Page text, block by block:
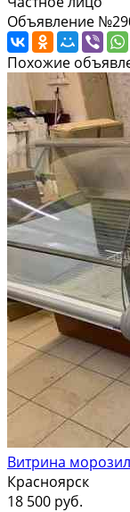
Объявление
Похожие
Витрина
Красноярск
18 500 руб.